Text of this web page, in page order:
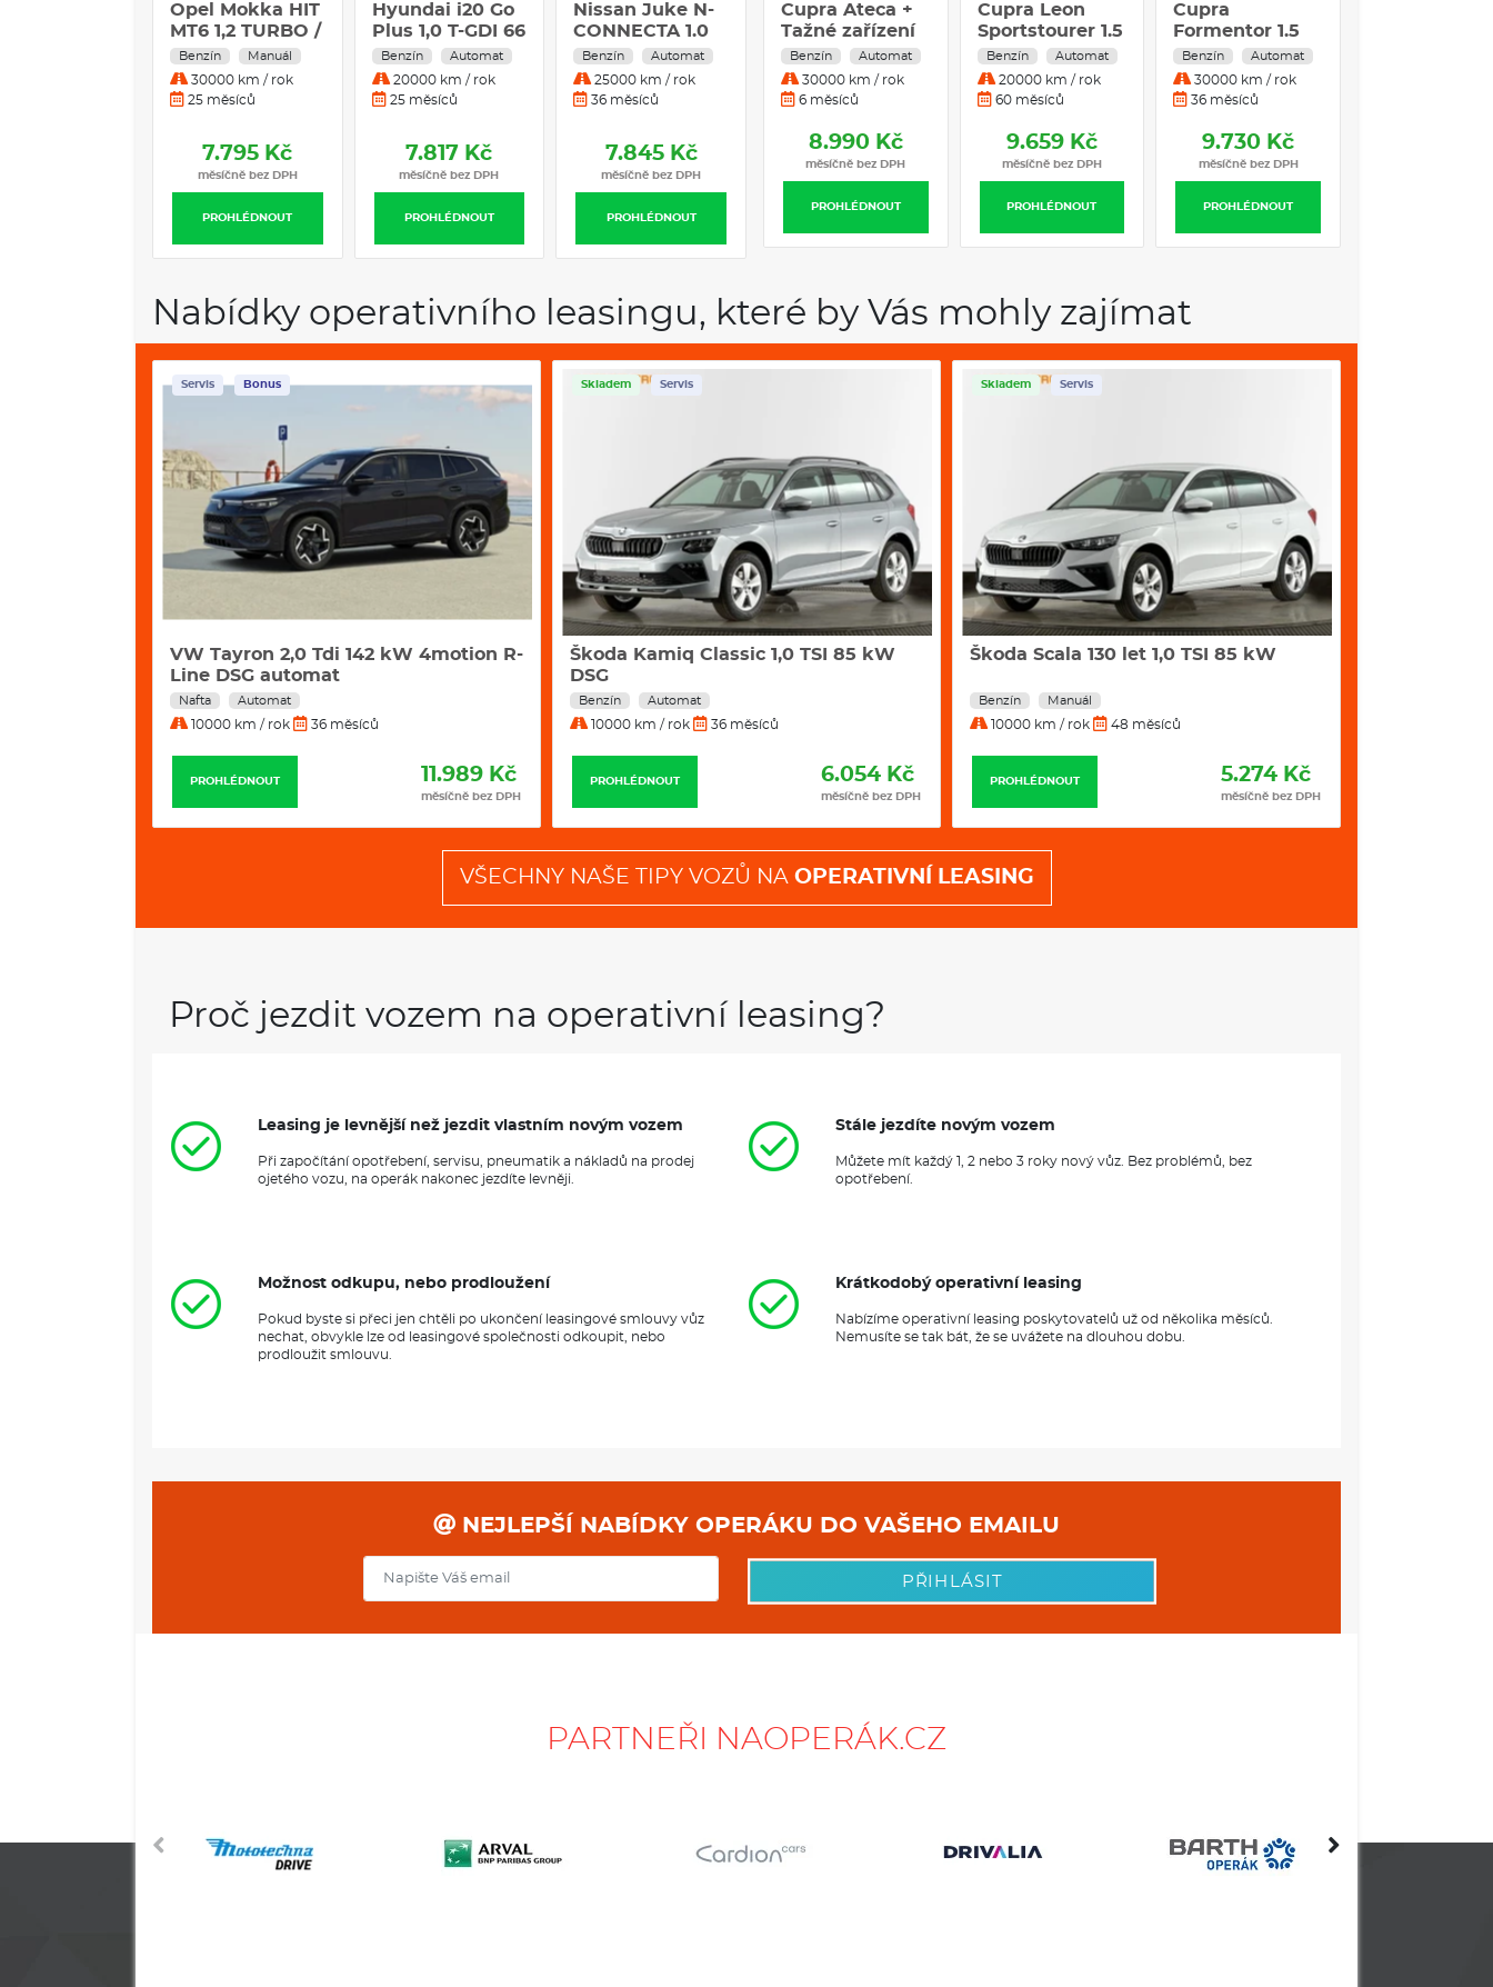
Opel Mokka HIT
MT6 1,2 TURBO /
100kW
Benzín Manuál
30000 km / rok
25 měsíců
PROHLÉDNOUT
7.795 Kč
měsíčně bez DPH
Hyundai i20 Go
Plus 1,0 T-GDI 66
kW automat
Atlas White 1,0
T-GDI
Benzín Automat
20000 km / rok
25 měsíců
PROHLÉDNOUT
7.817 Kč
měsíčně bez DPH
Nissan Juke N-
CONNECTA 1.0
DIG-T 84 kW
Benzín
Automatická
Benzín Automat
25000 km / rok
36 měsíců
PROHLÉDNOUT
7.845 Kč
měsíčně bez DPH
NISSAN
QASHQAI 1.3
MHEV 158HP AT
2WD TEKNA +
PŘÍPLATKOVÁ
Benzín Hybrid
10000 km / rok
36 měsíců
7.851 Kč
Cupra Ateca +
Tažné zařízení
1.5 TSI DSG7
110kW 4x2
Benzín Automat
30000 km / rok
6 měsíců
PROHLÉDNOUT
8.990 Kč
měsíčně bez DPH
Cupra Leon
Sportstourer 1.5
eTSI 110 kW
Benzín
Automatická
Benzín Automat
20000 km / rok
60 měsíců
PROHLÉDNOUT
9.659 Kč
měsíčně bez DPH
Cupra
Formentor 1.5
eTSI 110 kW
Benzín
Automatická
Benzín Automat
30000 km / rok
36 měsíců
PROHLÉDNOUT
9.730 Kč
měsíčně bez DPH
Nabídky operativního leasingu, které by Vás mohly zajímat
Servis Bonus
VW Tayron 2,0 Tdi 142 kW 4motion R-
Line DSG automat
Nafta Automat
10000 km / rok 36 měsíců
PROHLÉDNOUT 11.989 Kč
měsíčně bez DPH
Skladem Servis
Škoda Kamiq Classic 1,0 TSI 85 kW
DSG
Benzín Automat
10000 km / rok 36 měsíců
PROHLÉDNOUT 6.054 Kč
měsíčně bez DPH
Skladem Servis
Škoda Scala 130 let 1,0 TSI 85 kW
Benzín Manuál
10000 km / rok 48 měsíců
PROHLÉDNOUT 5.274 Kč
měsíčně bez DPH
VŠECHNY NAŠE TIPY VOZŮ NA OPERATIVNÍ LEASING
Proč jezdit vozem na operativní leasing?
Leasing je levnější než jezdit vlastním novým vozem
Při započítání opotřebení, servisu, pneumatik a nákladů na prodej
ojetého vozu, na operák nakonec jezdíte levněji.
Stále jezdíte novým vozem
Můžete mít každý 1, 2 nebo 3 roky nový vůz. Bez problémů, bez
opotřebení.
Možnost odkupu, nebo prodloužení
Pokud byste si přeci jen chtěli po ukončení leasingové smlouvy vůz
nechat, obvykle lze od leasingové společnosti odkoupit, nebo
prodloužit smlouvu.
Krátkodobý operativní leasing
Nabízíme operativní leasing poskytovatelů už od několika měsíců.
Nemusíte se tak bát, že se uvážete na dlouhou dobu.
NEJLEPŠÍ NABÍDKY OPERÁKU DO VAŠEHO EMAILU
PŘIHLÁSIT
PARTNEŘI NAOPERÁK.CZ